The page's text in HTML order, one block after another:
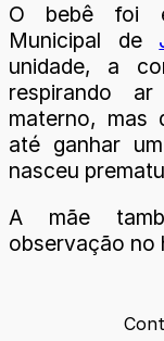
O bebê foi
Municipal de
unidade, a
respirando
materno, mas
até ganhar
nasceu
A mãe
observação no